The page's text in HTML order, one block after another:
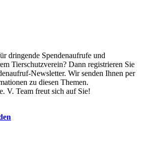
dringende Spendenaufrufe und
Tierschutzverein? Dann registrieren Sie
Newsletter. Wir senden Ihnen per
zu diesen Themen.
V. Team freut sich auf Sie!